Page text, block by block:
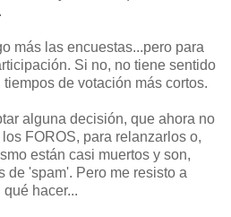
más las encuestas...pero para
Si no, no tiene sentido
de votación más cortos.
alguna decisión, que ahora no
FOROS, para relanzarlos o,
están casi muertos y son,
de 'spam'. Pero me resisto a
hacer...